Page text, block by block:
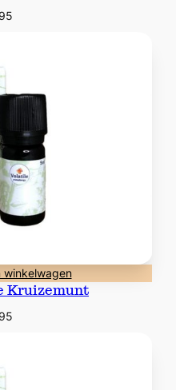
winkelwagen
Kruizemunt